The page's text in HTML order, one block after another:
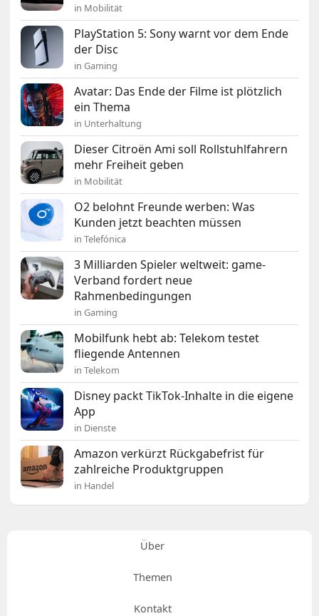
in Mobilität
PlayStation 5: Sony warnt vor dem Ende
der Disc
in Gaming
Avatar: Das Ende der Filme ist plötzlich
ein Thema
in Unterhaltung
Dieser Citroën Ami soll Rollstuhlfahrern
mehr Freiheit geben
in Mobilität
O2 belohnt Freunde werben: Was
Kunden jetzt beachten müssen
in Telefónica
3 Milliarden Spieler weltweit: game-
Verband fordert neue
Rahmenbedingungen
in Gaming
Mobilfunk hebt ab: Telekom testet
fliegende Antennen
in Telekom
Disney packt TikTok-Inhalte in die eigene
App
in Dienste
Amazon verkürzt Rückgabefrist für
zahlreiche Produktgruppen
in Handel
Über
Themen
Kontakt